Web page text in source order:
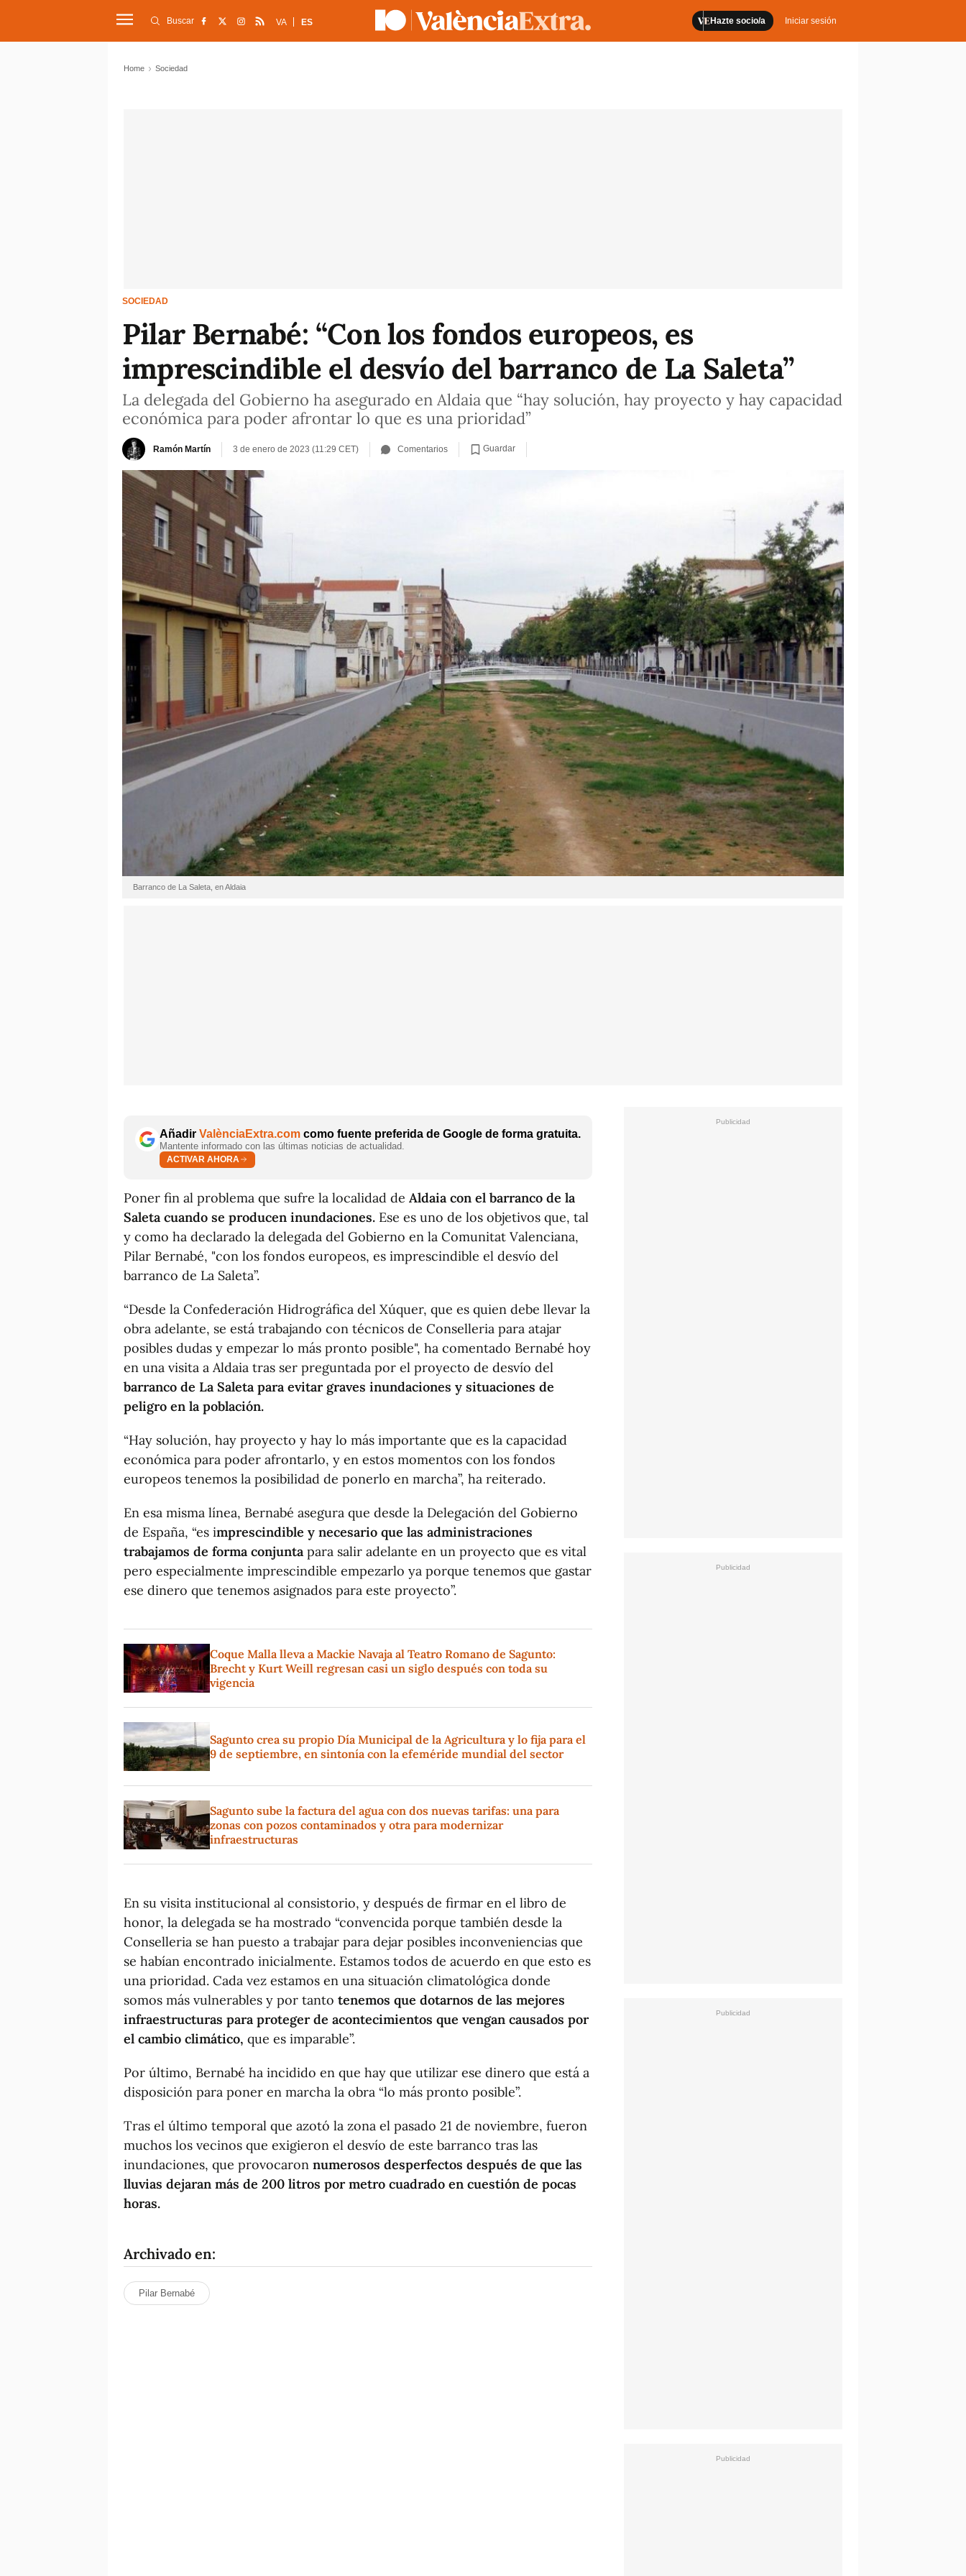
Hazte socio/a Iniciar sesión
Buscar VA ES
Home Sociedad
SOCIEDAD
Pilar Bernabé: “Con los fondos europeos, es
imprescindible el desvío del barranco de La Saleta”
La delegada del Gobierno ha asegurado en Aldaia que “hay solución, hay proyecto y hay capacidad
económica para poder afrontar lo que es una prioridad”
Ramón Martín 3 de enero de 2023 (11:29 CET) Comentarios Guardar
Barranco de La Saleta, en Aldaia
Añadir ValènciaExtra.com como fuente preferida de Google de forma gratuita.
Mantente informado con las últimas noticias de actualidad.
ACTIVAR AHORA
Poner fin al problema que sufre la localidad de Aldaia con el barranco de la
Saleta cuando se producen inundaciones. Ese es uno de los objetivos que, tal
y como ha declarado la delegada del Gobierno en la Comunitat Valenciana,
Pilar Bernabé, "con los fondos europeos, es imprescindible el desvío del
barranco de La Saleta”.
“Desde la Confederación Hidrográfica del Xúquer, que es quien debe llevar la
obra adelante, se está trabajando con técnicos de Conselleria para atajar
posibles dudas y empezar lo más pronto posible", ha comentado Bernabé hoy
en una visita a Aldaia tras ser preguntada por el proyecto de desvío del
barranco de La Saleta para evitar graves inundaciones y situaciones de
peligro en la población.
“Hay solución, hay proyecto y hay lo más importante que es la capacidad
económica para poder afrontarlo, y en estos momentos con los fondos
europeos tenemos la posibilidad de ponerlo en marcha”, ha reiterado.
En esa misma línea, Bernabé asegura que desde la Delegación del Gobierno
de España, “es imprescindible y necesario que las administraciones
trabajamos de forma conjunta para salir adelante en un proyecto que es vital
pero especialmente imprescindible empezarlo ya porque tenemos que gastar
ese dinero que tenemos asignados para este proyecto”.
Coque Malla lleva a Mackie Navaja al Teatro Romano de Sagunto:
Brecht y Kurt Weill regresan casi un siglo después con toda su
vigencia
Sagunto crea su propio Día Municipal de la Agricultura y lo fija para el
9 de septiembre, en sintonía con la efeméride mundial del sector
Sagunto sube la factura del agua con dos nuevas tarifas: una para
zonas con pozos contaminados y otra para modernizar
infraestructuras
En su visita institucional al consistorio, y después de firmar en el libro de
honor, la delegada se ha mostrado “convencida porque también desde la
Conselleria se han puesto a trabajar para dejar posibles inconveniencias que
se habían encontrado inicialmente. Estamos todos de acuerdo en que esto es
una prioridad. Cada vez estamos en una situación climatológica donde
somos más vulnerables y por tanto tenemos que dotarnos de las mejores
infraestructuras para proteger de acontecimientos que vengan causados por
el cambio climático, que es imparable”.
Por último, Bernabé ha incidido en que hay que utilizar ese dinero que está a
disposición para poner en marcha la obra “lo más pronto posible”.
Tras el último temporal que azotó la zona el pasado 21 de noviembre, fueron
muchos los vecinos que exigieron el desvío de este barranco tras las
inundaciones, que provocaron numerosos desperfectos después de que las
lluvias dejaran más de 200 litros por metro cuadrado en cuestión de pocas
horas.
Archivado en:
Pilar Bernabé